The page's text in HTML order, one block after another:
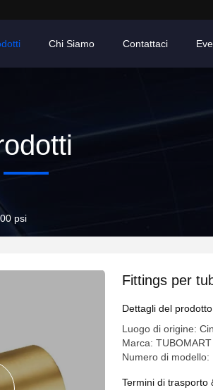
Chi Siamo Contattaci
psi
Fittings per
Dettagli del prodotto
Luogo di origine:
Marca:
Numero di modello:
Termini di trasporto